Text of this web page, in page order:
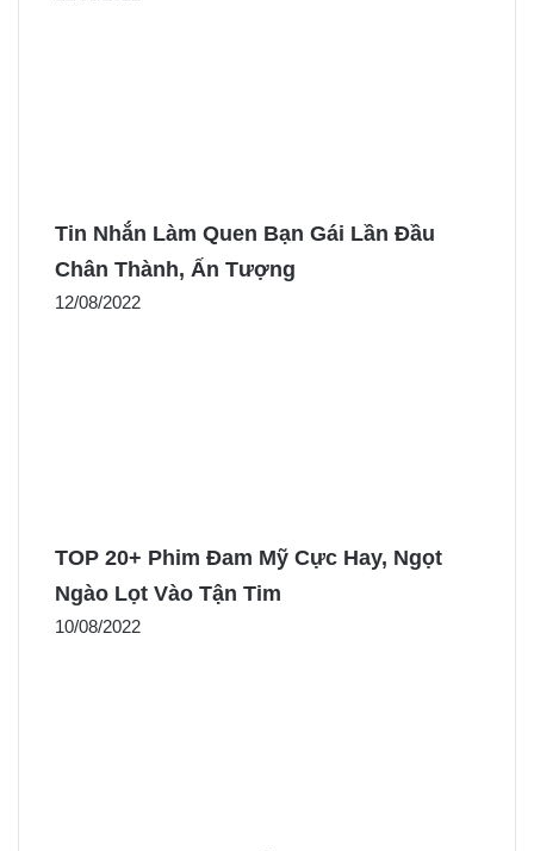
Tin Nhắn Làm Quen Bạn Gái Lần Đầu
Chân Thành, Ấn Tượng
12/08/2022
TOP 20+ Phim Đam Mỹ Cực Hay, Ngọt
Ngào Lọt Vào Tận Tim
10/08/2022